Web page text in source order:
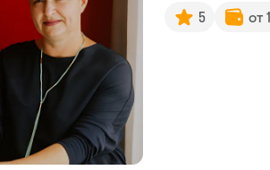
5 от